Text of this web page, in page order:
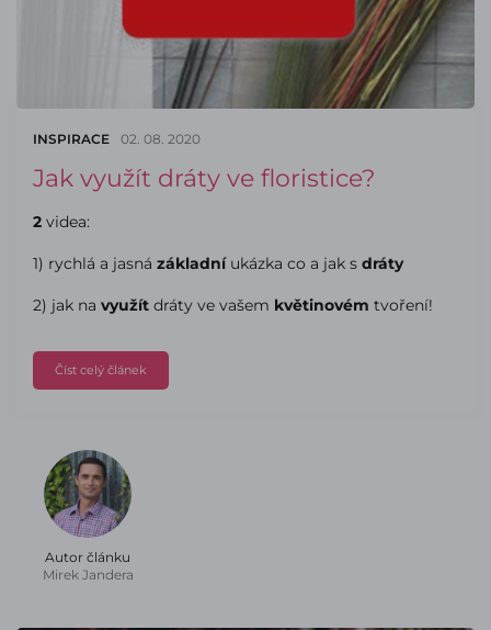
INSPIRACE 02. 08. 2020
Jak využít dráty ve floristice?
2 videa:
1) rychlá a jasná základníukázka co a jak s dráty
2) jak na využít dráty ve vašem květinovém tvoření!
Číst celý článek
Autor článku
Mirek Jandera